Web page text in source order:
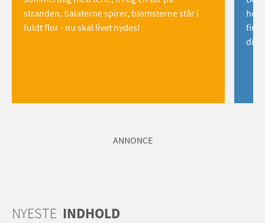
stranden. Salaterne spirer, blomsterne står i
fuldt flor - nu skal livet nydes!
find
dig!
ANNONCE
NYESTE INDHOLD